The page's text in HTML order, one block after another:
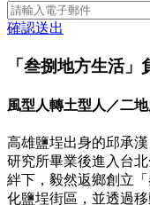
確認送出
「叁捌地方生活
風型人轉土型人／二
高雄鹽埕出身的邱承
研究所畢業後進入台
絆下，毅然返鄉創立
化鹽埕街區，並透過